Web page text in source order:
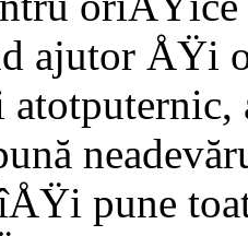
ajutor ÅŸi
atotputernic,
pune